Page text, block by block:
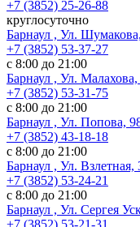
+7 (3852) 25-26-88
круглосуточно
Барнаул , Ул.
+7 (3852) 53-37-27
с 8:00 до 21:00
Барнаул , Ул. Малахова,
+7 (3852) 53-31-75
с 8:00 до 21:00
Барнаул , Ул. Попова,
+7 (3852) 43-18-18
с 8:00 до 21:00
Барнаул , Ул. Взлетная,
+7 (3852) 53-24-21
с 8:00 до 21:00
Барнаул , Ул. Сергея
+7 (3852) 53-21-31